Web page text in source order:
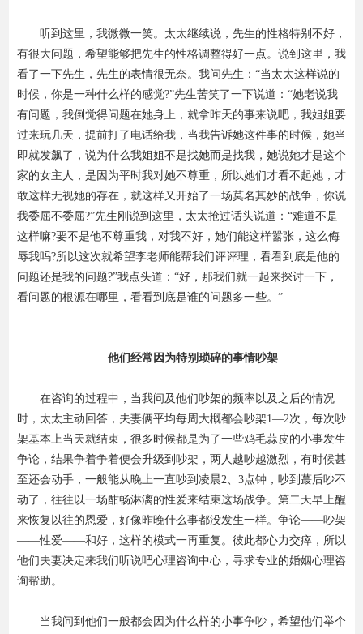
资费标准
听到这里，我微微一笑。太太继续说，先生的性格特别不好，
有很大问题，希望能够把先生的性格调整得好一点。说到这里，我
看了一下先生，先生的表情很无奈。我问先生：“当太太这样说的
时候，你是一种什么样的感觉?”先生苦笑了一下说道：“她老说我
有问题，我倒觉得问题在她身上，就拿昨天的事来说吧，我姐姐要
过来玩几天，提前打了电话给我，当我告诉她这件事的时候，她当
即就发飙了，说为什么我姐姐不是找她而是找我，她说她才是这个
家的女主人，是因为平时我对她不尊重，所以她们才看不起她，才
敢这样无视她的存在，就这样又开始了一场莫名其妙的战争，你说
我委屈不委屈?”先生刚说到这里，太太抢过话头说道：“难道不是
这样嘛?要不是他不尊重我，对我不好，她们能这样嚣张，这么侮
辱我吗?所以这次就希望李老师能帮我们评评理，看看到底是他的
问题还是我的问题?”我点头道：“好，那我们就一起来探讨一下，
看问题的根源在哪里，看看到底是谁的问题多一些。”
他们经常因为特别琐碎的事情吵架
在咨询的过程中，当我问及他们吵架的频率以及之后的情况
时，太太主动回答，夫妻俩平均每周大概都会吵架1—2次，每次吵
架基本上当天就结束，很多时候都是为了一些鸡毛蒜皮的小事发生
争论，结果争着争着便会升级到吵架，两人越吵越激烈，有时候甚
至还会动手，一般能从晚上一直吵到凌晨2、3点钟，吵到蕞后吵不
动了，往往以一场酣畅淋漓的性爱来结束这场战争。第二天早上醒
来恢复以往的恩爱，好像昨晚什么事都没发生一样。争论——吵架
——性爱——和好，这样的模式一再重复。彼此都心力交瘁，所以
他们夫妻决定来我们听说吧心理咨询中心，寻求专业的婚姻心理咨
询帮助。
当我问到他们一般都会因为什么样的小事争吵，希望他们举个